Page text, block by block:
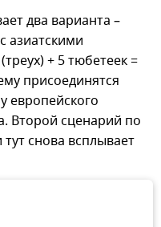
два варианта –
азиатскими
+ 5 тюбетеек =
присоединятся
европейского
Второй сценарий по
снова всплывает